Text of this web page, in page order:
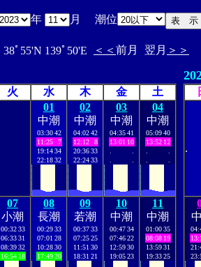
年 月 潮位
38ﾟ55'N 139ﾟ50'E ＜＜ 前月 翌月 ＞＞
火 水 木 金 土
01
中潮
03:30 42
11:25
7
19:14 34
22:18 32
02
中潮
04:02 42
12:12
8
20:36 33
22:24 33
03
中潮
04:35 41
13:01 10
04
中潮
05:09 40
13:52 12
07
小潮
00:32 33
06:33 31
08:39 32
16:54 18
08
長潮
00:29 33
07:01 28
10:28 30
17:49 20
09
若潮
00:37 33
07:25 25
11:51 30
18:31 21
10
中潮
00:47 34
07:46 22
12:59 30
19:05 23
11
中潮
01:00 35
08:08 19
13:59 31
19:33 25
.